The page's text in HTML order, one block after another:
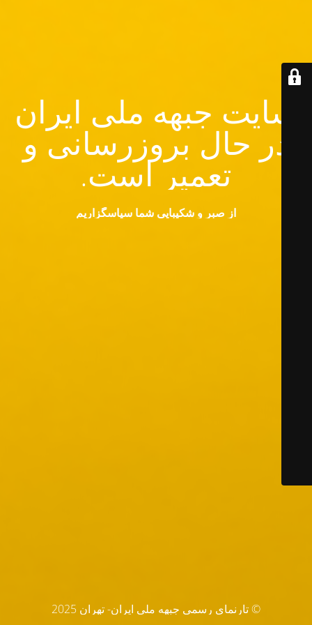
سایت جبهه ملی ایران
در حال بروزرسانی و
تعمیر است.
از صبر و شکیبایی شما سپاسگزاریم
© تارنماي رسمي جبهه ملي ايران- تهران 2025